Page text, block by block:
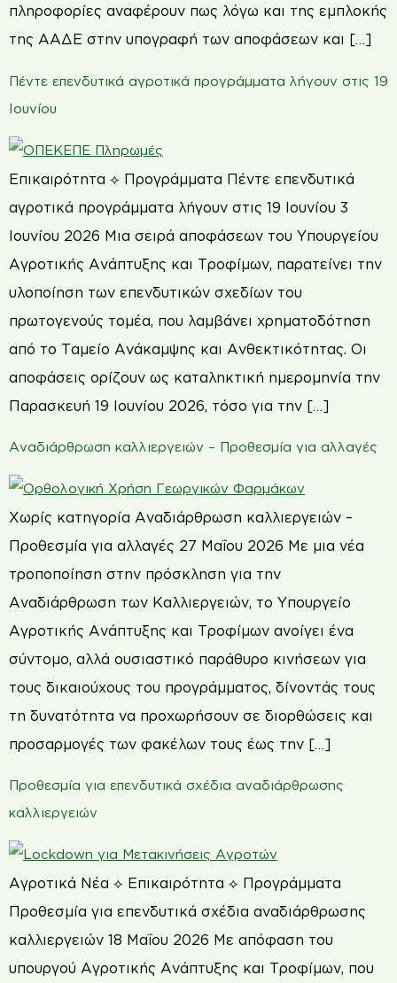
πληροφορίες αναφέρουν πως λόγω και της εμπλοκής
της ΑΑΔΕ στην υπογραφή των αποφάσεων και […]
Πέντε επενδυτικά αγροτικά προγράμματα λήγουν στις 19
Ιουνίου
Επικαιρότητα ⟡ Προγράμματα Πέντε επενδυτικά
αγροτικά προγράμματα λήγουν στις 19 Ιουνίου 3
Ιουνίου 2026 Μια σειρά αποφάσεων του Υπουργείου
Αγροτικής Ανάπτυξης και Τροφίμων, παρατείνει την
υλοποίηση των επενδυτικών σχεδίων του
πρωτογενούς τομέα, που λαμβάνει χρηματοδότηση
από το Ταμείο Ανάκαμψης και Ανθεκτικότητας. Οι
αποφάσεις ορίζουν ως καταληκτική ημερομηνία την
Παρασκευή 19 Ιουνίου 2026, τόσο για την […]
Αναδιάρθρωση καλλιεργειών – Προθεσμία για αλλαγές
Χωρίς κατηγορία Αναδιάρθρωση καλλιεργειών –
Προθεσμία για αλλαγές 27 Μαΐου 2026 Με μια νέα
τροποποίηση στην πρόσκληση για την
Αναδιάρθρωση των Καλλιεργειών, το Υπουργείο
Αγροτικής Ανάπτυξης και Τροφίμων ανοίγει ένα
σύντομο, αλλά ουσιαστικό παράθυρο κινήσεων για
τους δικαιούχους του προγράμματος, δίνοντάς τους
τη δυνατότητα να προχωρήσουν σε διορθώσεις και
προσαρμογές των φακέλων τους έως την […]
Προθεσμία για επενδυτικά σχέδια αναδιάρθρωσης
καλλιεργειών
Αγροτικά Νέα ⟡ Επικαιρότητα ⟡ Προγράμματα
Προθεσμία για επενδυτικά σχέδια αναδιάρθρωσης
καλλιεργειών 18 Μαΐου 2026 Με απόφαση του
υπουργού Αγροτικής Ανάπτυξης και Τροφίμων, που